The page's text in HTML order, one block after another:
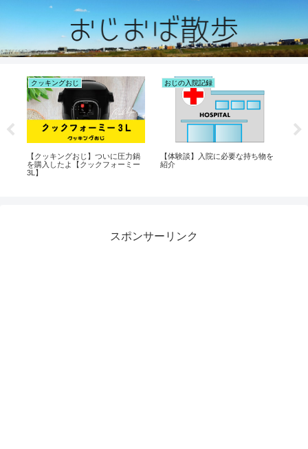
クッキングおじ
【クッキングおじ】ついに圧力鍋
を購入したよ【クックフォーミー
3L】
おじの入院記録
【体験談】入院に必要な持ち物を
紹介
スポンサーリンク